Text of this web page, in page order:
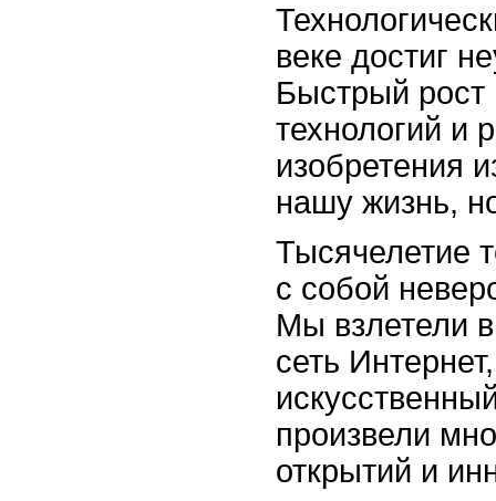
веке достиг
Быстрый
технологий и
изобретения
нашу жизнь,
Тысячелетие
с собой
Мы взлетели
сеть
произвели
открытий и